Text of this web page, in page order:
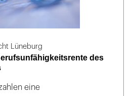
Lüneburg
des
eine